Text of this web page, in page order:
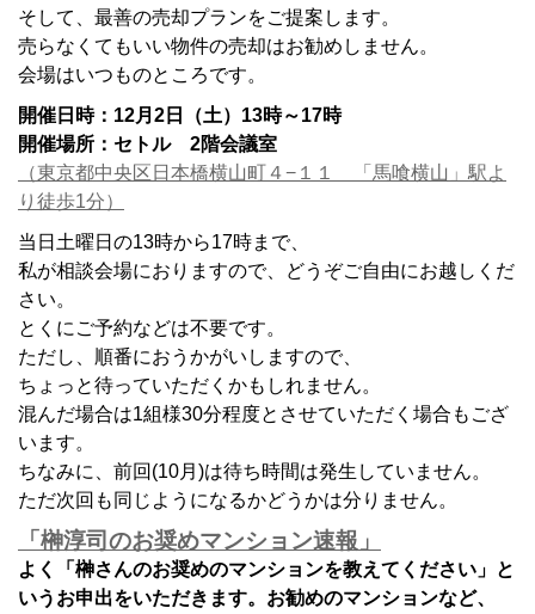
そして、最善の売却プランをご提案します。
売らなくてもいい物件の売却はお勧めしません。
会場はいつものところです。
開催日時：12月2日（土）13時～17時
開催場所：セトル 2階会議室
（東京都中央区日本橋横山町４−１１ 「馬喰横山」駅よ
り徒歩1分）
当日土曜日の13時から17時まで、
私が相談会場におりますので、どうぞご自由にお越しくだ
さい。
とくにご予約などは不要です。
ただし、順番におうかがいしますので、
ちょっと待っていただくかもしれません。
混んだ場合は1組様30分程度とさせていただく場合もござ
います。
ちなみに、前回(10月)は待ち時間は発生していません。
ただ次回も同じようになるかどうかは分りません。
「榊淳司のお奨めマンション速報」
よく「榊さんのお奨めのマンションを教えてください」と
いうお申出をいただきます。お勧めのマンションなど、